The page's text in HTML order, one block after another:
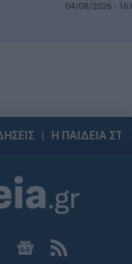
04/08/2026 -
Η ΠΑΙΔΕΙΑ